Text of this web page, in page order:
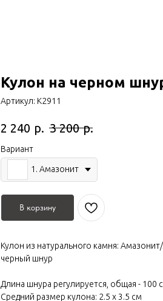
Кулон на черном
Артикул: К2911
2 240 р. 3 200 р.
Вариант
1. Амазонит
В корзину
Кулон из натурального камня:
черный шнур
Длина шнура регулируется, общая - 100
Средний размер кулона: 2.5 х 3.5 см